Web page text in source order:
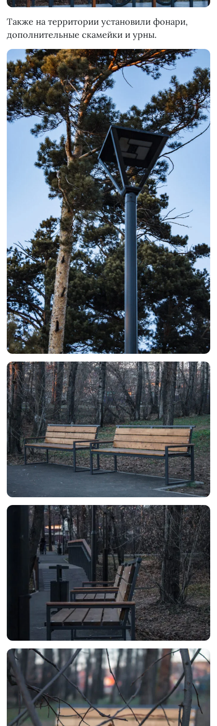
Также на территории установили фонари,
дополнительные скамейки и урны.